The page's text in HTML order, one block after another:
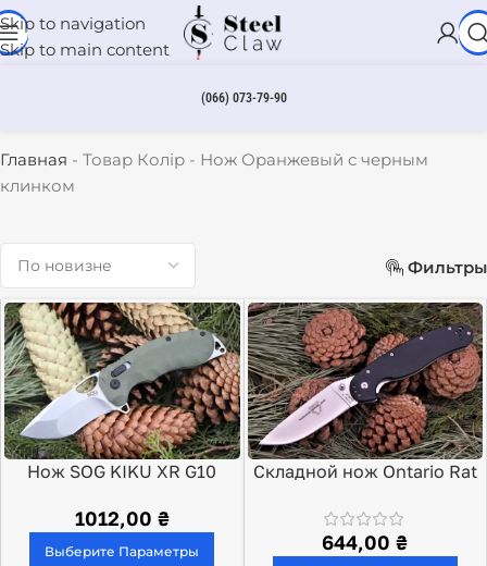
Skip to navigation
Skip to main content
(066) 073-79-90
Нож Оранжевый с черным клинком
Главная - Товар Колір - Нож Оранжевый с черным
клинком
Фильтры
Нож SOG KIKU XR G10
1012,00 ₴
Выберите Параметры
Складной нож Ontario Rat
644,00₴